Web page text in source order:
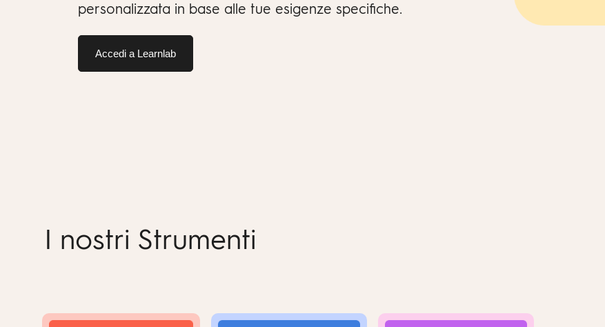
personalizzata in base alle tue esigenze specifiche.
Accedi a Learnlab
I nostri Strumenti